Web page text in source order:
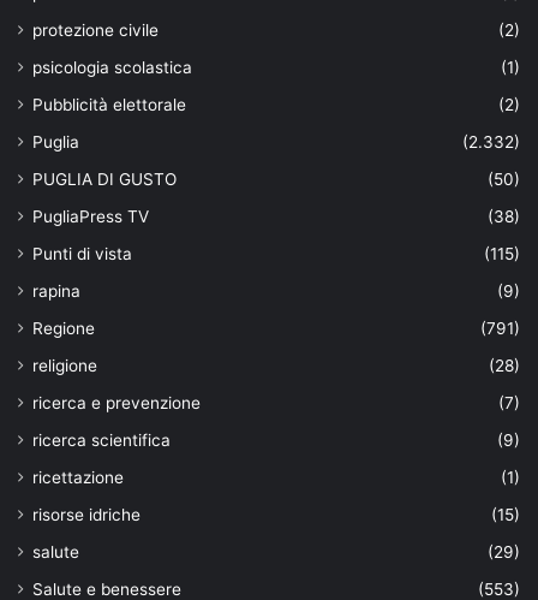
protezione civile
(2)
psicologia scolastica
(1)
Pubblicità elettorale
(2)
Puglia
(2.332)
PUGLIA DI GUSTO
(50)
PugliaPress TV
(38)
Punti di vista
(115)
rapina
(9)
Regione
(791)
religione
(28)
ricerca e prevenzione
(7)
ricerca scientifica
(9)
ricettazione
(1)
risorse idriche
(15)
salute
(29)
Salute e benessere
(553)